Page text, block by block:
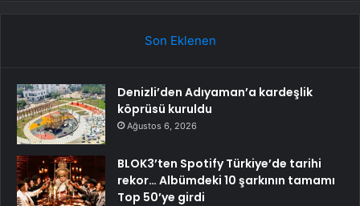
Son Eklenen
Denizli’den Adıyaman’a kardeşlik
köprüsü kuruldu
Ağustos 6, 2026
BLOK3’ten Spotify Türkiye’de tarihi
rekor… Albümdeki 10 şarkının tamamı
Top 50’ye girdi